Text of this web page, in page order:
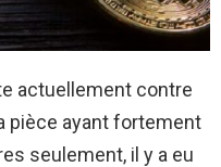
actuellement contre
pièce ayant fortement
seulement, il y a eu